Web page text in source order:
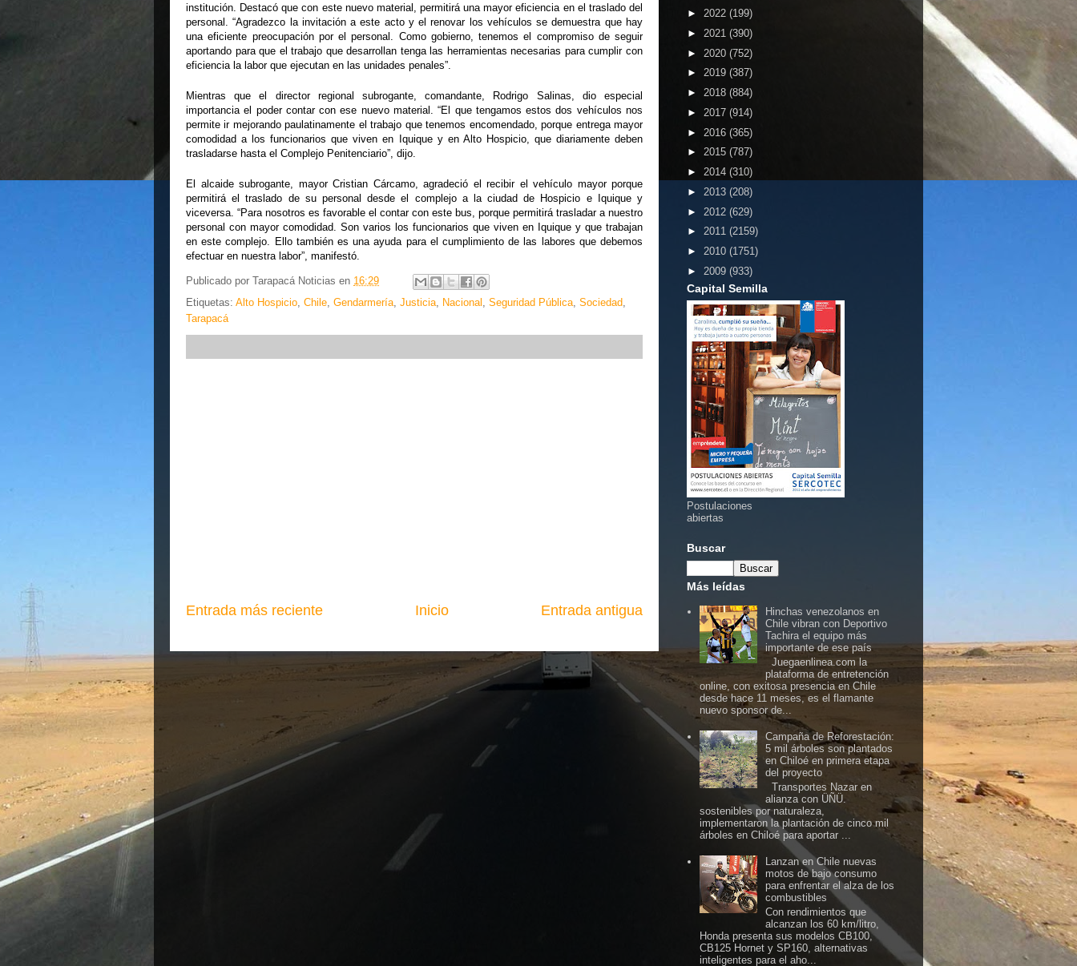
institución. Destacó que con este nuevo material, permitirá una mayor eficiencia en el traslado del
personal. “Agradezco la invitación a este acto y el renovar los vehículos se demuestra que hay
una eficiente preocupación por el personal. Como gobierno, tenemos el compromiso de seguir
aportando para que el trabajo que desarrollan tenga las herramientas necesarias para cumplir con
eficiencia la labor que ejecutan en las unidades penales”.
Mientras que el director regional subrogante, comandante, Rodrigo Salinas, dio especial
importancia el poder contar con ese nuevo material. “El que tengamos estos dos vehículos nos
permite ir mejorando paulatinamente el trabajo que tenemos encomendado, porque entrega mayor
comodidad a los funcionarios que viven en Iquique y en Alto Hospicio, que diariamente deben
trasladarse hasta el Complejo Penitenciario”, dijo.
El alcaide subrogante, mayor Cristian Cárcamo, agradeció el recibir el vehículo mayor porque
permitirá el traslado de su personal desde el complejo a la ciudad de Hospicio e Iquique y
viceversa. “Para nosotros es favorable el contar con este bus, porque permitirá trasladar a nuestro
personal con mayor comodidad. Son varios los funcionarios que viven en Iquique y que trabajan
en este complejo. Ello también es una ayuda para el cumplimiento de las labores que debemos
efectuar en nuestra labor”, manifestó.
Publicado por Tarapacá Noticias en 16:29
Etiquetas: Alto Hospicio, Chile, Gendarmería, Justicia, Nacional , Seguridad Pública, Sociedad,
Tarapacá
Entrada más reciente Entrada antigua
Inicio
► 2022 (199)
► 2021 (390)
► 2020 (752)
► 2019 (387)
► 2018 (884)
► 2017 (914)
► 2016 (365)
► 2015 (787)
► 2014 (310)
► 2013 (208)
► 2012 (629)
► 2011 (2159)
► 2010 (1751)
► 2009 (933)
Capital Semilla
Postulaciones
abiertas
Buscar
Más leídas
Hinchas venezolanos en
Chile vibran con Deportivo
Tachira el equipo más
importante de ese país
Juegaenlinea.com la
plataforma de entretención
online, con exitosa presencia en Chile
desde hace 11 meses, es el flamante
nuevo sponsor de...
Campaña de Reforestación:
5 mil árboles son plantados
en Chiloé en primera etapa
del proyecto
Transportes Nazar en
alianza con ÜÑÜ.
sostenibles por naturaleza,
implementaron la plantación de cinco mil
árboles en Chiloé para aportar ...
Lanzan en Chile nuevas
motos de bajo consumo
para enfrentar el alza de los
combustibles
Con rendimientos que
alcanzan los 60 km/litro,
Honda presenta sus modelos CB100,
CB125 Hornet y SP160, alternativas
inteligentes para el aho...